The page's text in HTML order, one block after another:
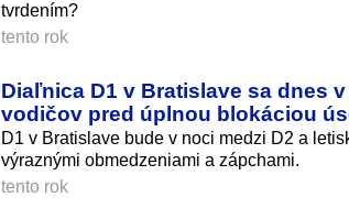
tvrdením?
tento rok
Diaľnica D1 v Bratislave sa dnes
vodičov pred úplnou blokáciou
D1 v Bratislave bude v noci medzi D2 a
výraznými obmedzeniami a zápchami.
tento rok